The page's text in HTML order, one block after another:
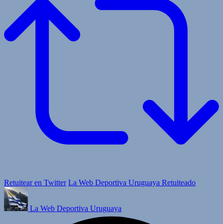
Retuitear en Twitter La Web Deportiva Uruguaya Retuiteado
La Web Deportiva Uruguaya